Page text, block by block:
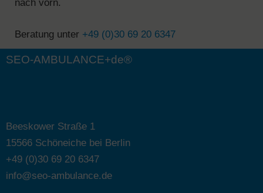
nach vorn.
Beratung unter +49 (0)30 69 20 6347
SEO-AMBULANCE+de®
Beeskower Straße 1
15566 Schöneiche bei Berlin
+49 (0)30 69 20 6347
info@seo-ambulance.de